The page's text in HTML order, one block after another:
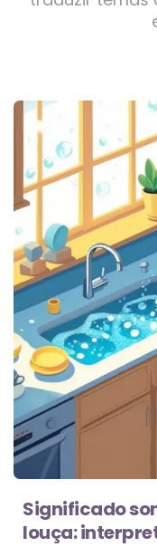
Significado
louça: